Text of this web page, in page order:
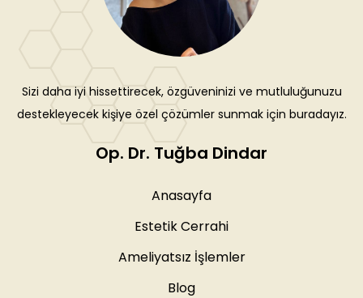
Sizi daha iyi hissettirecek, özgüveninizi ve mutluluğunuzu
destekleyecek kişiye özel çözümler sunmak için buradayız.
Op. Dr. Tuğba Dindar
Anasayfa
Estetik Cerrahi
Ameliyatsız İşlemler
Blog